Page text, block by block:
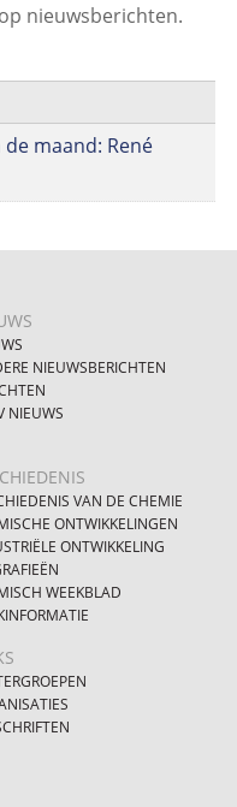
nieuwsberichten.
maand: René
NIEUWSBERICHTEN
NIEUWS
VAN DE CHEMIE
ONTWIKKELINGEN
ONTWIKKELING
WEEKBLAD